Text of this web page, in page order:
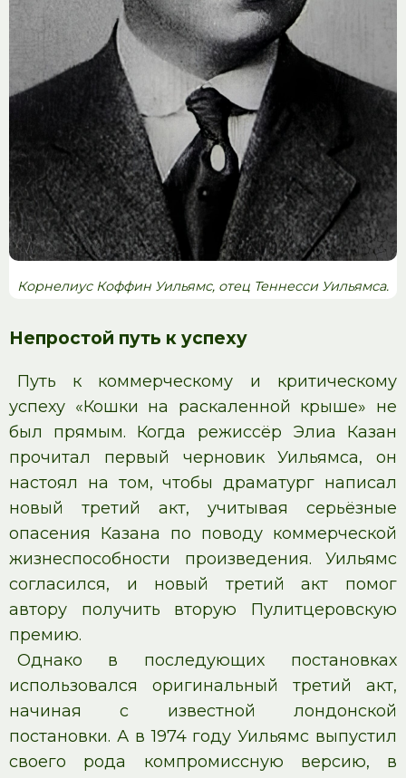
Корнелиус Коффин Уильямс, отец Теннесси Уильямса.
Непростой путь к успеху
Путь к коммерческому и критическому
успеху «Кошки на раскаленной крыше» не
был прямым. Когда режиссёр Элиа Казан
прочитал первый черновик Уильямса, он
настоял на том, чтобы драматург написал
новый третий акт, учитывая серьёзные
опасения Казана по поводу коммерческой
жизнеспособности произведения. Уильямс
согласился, и новый третий акт помог
автору получить вторую Пулитцеровскую
премию.
Однако в последующих постановках
использовался оригинальный третий акт,
начиная с известной лондонской
постановки. А в 1974 году Уильямс выпустил
своего рода компромиссную версию, в